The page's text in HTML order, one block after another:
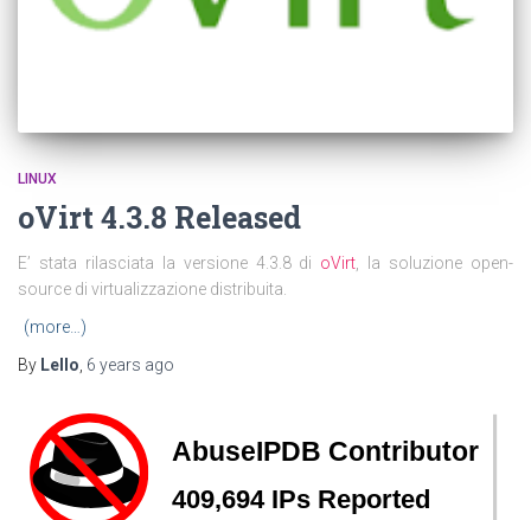
LINUX
oVirt 4.3.8 Released
E’ stata rilasciata la versione 4.3.8 di oVirt , la soluzione open-
source di virtualizzazione distribuita.
(more…)
By Lello 6 years ago